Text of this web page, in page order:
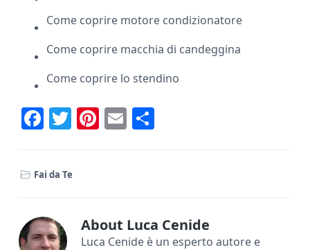
Come coprire motore condizionatore
Come coprire macchia di candeggina
Come coprire lo stendino
F
e
b
ok
T
te
Pi E C
di
Fai da Te
About Luca Cenide
Luca Cenide è un esperto autore e